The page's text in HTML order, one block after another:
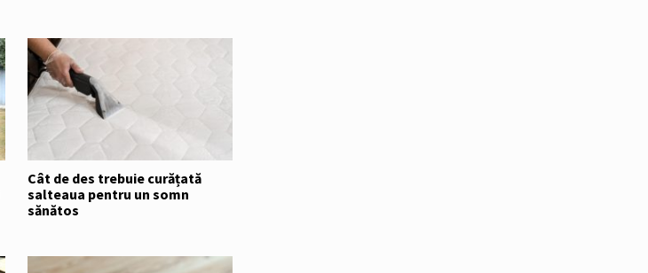
Cât de des trebuie curățată
salteaua pentru un somn
sănătos